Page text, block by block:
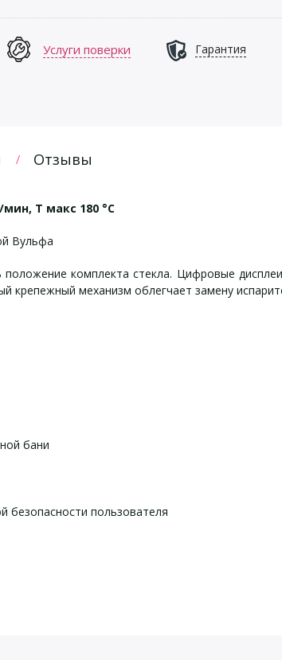
Услуги поверки Гарантия
Отзывы
мин, Т макс 180 °С
Вульфа
комплекта стекла. Цифровые
крепежный механизм облегчает замену
бани
безопасности пользователя